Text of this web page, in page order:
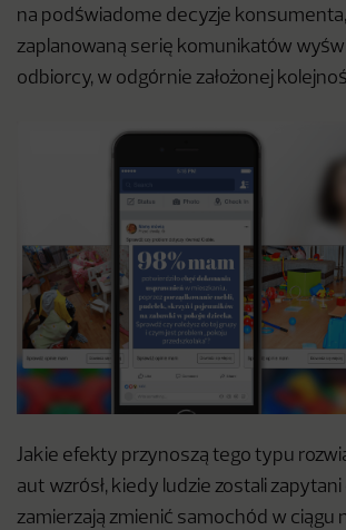
na podświadome decyzje
zaplanowaną serię komunikatów
odbiorcy, w odgórnie założonej
Jakie efekty przynoszą tego typu
aut wzrósł, kiedy ludzie zostali zapytani
zamierzają zmienić samochód w ciągu